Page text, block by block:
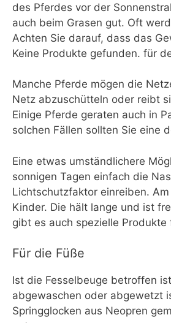
des Pferdes vor der
auch beim Grasen gut. Oft
Achten Sie darauf, dass das
Keine Produkte gefunden. für
Manche Pferde mögen die
Netz abzuschütteln oder reibt
Einige Pferde geraten auch in
solchen Fällen sollten Sie eine
Eine etwas umständlichere
sonnigen Tagen einfach die
Lichtschutzfaktor einreiben.
Kinder. Die hält lange und ist
gibt es auch spezielle Produkte
Für die Füße
Ist die Fesselbeuge betroffen
abgewaschen oder abgewetzt
Springglocken aus Neopren